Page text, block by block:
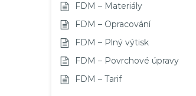
FDM – Materiály
FDM – Opracování
FDM – Plný výtisk
FDM – Povrchové úpravy
FDM – Tarif